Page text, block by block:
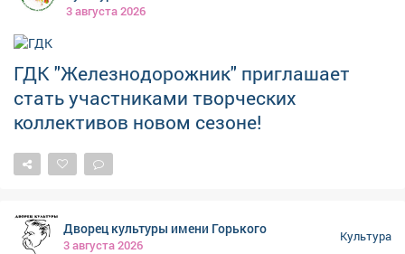
Адрес: ул. Весенняя 9 ⏳ Часы работы: пн-пт с 9:00-
обменивались ими на улицах. А сегодня это хрупкие
весь мир. Они хранят не только историю Игр, но и
атмосферу нашего общего прошлого.
3 августа 2026
ГДК "Железнодорожник" приглашает
стать участниками творческих
коллективов новом сезоне!
Дворец культуры имени Горького
3 августа 2026
Культура